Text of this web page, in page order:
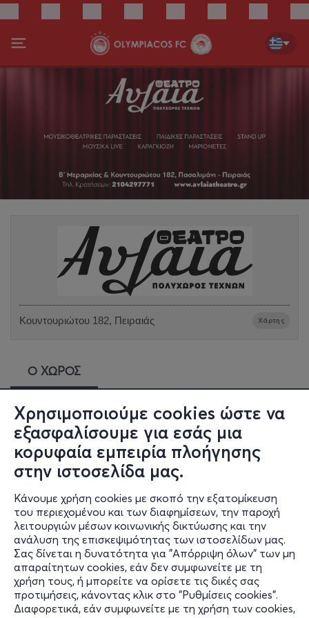
Χρησιμοποιούμε cookies ώστε να
εξασφαλίσουμε για εσάς μια
κορυφαία εμπειρία πλοήγησης
στην ιστοσελίδα μας.
Κάνουμε χρήση cookies με σκοπό την εξατομίκευση
του περιεχομένου και των διαφημίσεων, την παροχή
λειτουργιών μέσων κοινωνικής δικτύωσης και την
ανάλυση της επισκεψιμότητας των ιστοσελίδων μας.
Σας δίνεται η δυνατότητα για "Απόρριψη όλων" των μη
απαραίτητων cookies, εάν δεν συμφωνείτε με τη
χρήση τους, ή μπορείτε να ορίσετε τις δικές σας
προτιμήσεις, κάνοντας κλικ στο "Ρυθμίσεις cookies".
Διαφορετικά, εάν συμφωνείτε με τη χρήση των cookies,
Κουντουριώτου 182, Πειραιάς Χάρτης
Ο ΧΩΡΟΣ
Πολυχώρος Θέατρο Αυλαία
ΟΠολυχώρος-Θέατρο Αυλαίαείναι ένας φιλόξενος και
ζεστός χώρος στον Πειραιά (Πασαλιμάνι) ο οποίος
ανακαινίστηκε πρόσφατα και φιλοξενεί διάφορες
παρουσιάσεις για μικρούς και μεγάλους. Είναι ένα στέκι στο
οποίο θα διασκεδάσει ο καθένας ..... Η τέχνη είναι ένα
παράθυρο στον κόσμο , για το οποίο πρέπει συνεχώς να
αγωνιζόμαστε ......... Σε μια εποχή που η επικοινωνία και η
οικονομία δυσκολεύουν μέρα με την μέρα ήρθε αυτός ο
χώρος να δώσει ελπίδα με την ποιότητα και την προσιτή
τιμή των θεαμάτων που φιλοξενεί .......